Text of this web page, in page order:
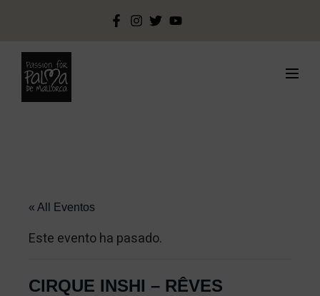
« All Eventos
Este evento ha pasado.
CIRQUE INSHI – RÊVES